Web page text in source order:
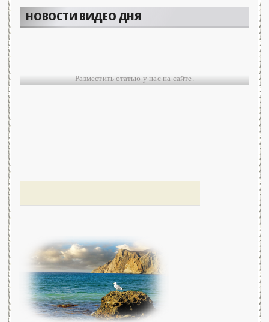
НОВОСТИ ВИДЕО ДНЯ
Разместить статью у нас на сайте.